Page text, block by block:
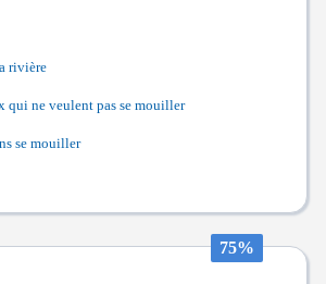
rivière
qui ne veulent pas se mouiller
se mouiller
75%